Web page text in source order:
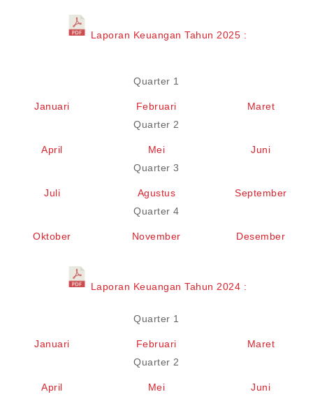
Laporan Keuangan Tahun 2025 :
Quarter 1
Januari Februari
Maret
Quarter 2
April Mei
Juni
Quarter 3
Juli Agustus
September
Quarter 4
Oktober November Desember
Laporan Keuangan Tahun 2024 :
Quarter 1
Januari Februari
Maret
Quarter 2
April Mei
Juni